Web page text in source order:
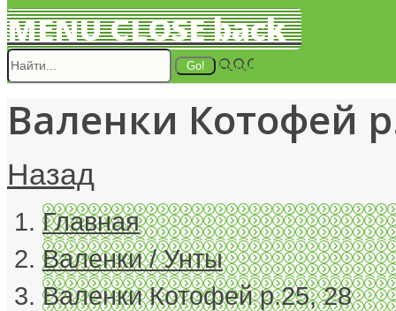
MENUCLOSEback
Поиск
Валенки Котофей
Назад
Главная
Валенки / Унты
Валенки Котофей р.25, 28